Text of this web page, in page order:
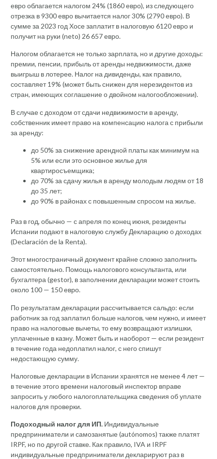
евро облагается налогом 24% (1860 евро), из следующего
отрезка в 9300 евро вычитается налог 30% (2790 евро). В
сумме за 2023 год Хосе заплатит в налоговую 6120 евро и
получит на руки (neto) 26 657 евро.
Налогом облагается не только зарплата, но и другие доходы:
премии, пенсии, прибыль от аренды недвижимости, даже
выигрыш в лотерее. Налог на дивиденды, как правило,
составляет 19% (может быть снижен для нерезидентов из
стран, имеющих соглашение о двойном налогообложении).
В случае с доходом от сдачи недвижимости в аренду,
собственник имеет право на компенсацию налога с прибыли
за аренду:
до 50% за снижение арендной платы как минимум на
5% или если это основное жилье для
квартиросъемщика;
до 70% за сдачу жилья в аренду молодым людям от 18
до 35 лет;
до 90% в районах с повышенным спросом на жилье.
Раз в год, обычно — с апреля по конец июня, резиденты
Испании подают в налоговую службу Декларацию о доходах
(Declaración de la Renta).
Этот многостраничный документ крайне сложно заполнить
самостоятельно. Помощь налогового консультанта, или
бухгалтера (gestor), в заполнении декларации может стоить
около 100 — 150 евро.
По результатам декларации рассчитывается сальдо: если
работник за год заплатил больше налогов, чем нужно, и имеет
право на налоговые вычеты, то ему возвращают излишки,
уплаченные в казну. Может быть и наоборот — если резидент
в течение года недоплатил налог, с него спишут
недостающую сумму.
Налоговые декларации в Испании хранятся не менее 4 лет —
в течение этого времени налоговый инспектор вправе
запросить у любого налогоплательщика сведения об уплате
налогов для проверки.
Подоходный налог для ИП. Индивидуальные
предприниматели и самозанятые (autónomos) также платят
IRPF, но по другой ставке. Как правило, IVA и IRPF
индивидуальные предприниматели декларируют раз в